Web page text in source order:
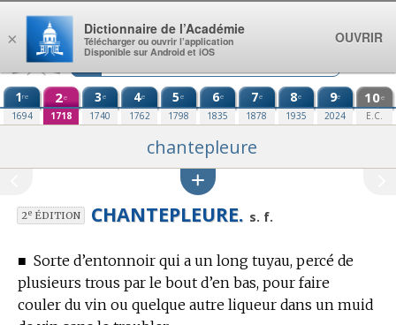
Aller au contenu
1re
1694
2e
1718
3e
1740
4e
1762
5e
1798
6e
1835
7e
1878
8e
1935
9e
2024
10e
E.C.
chantepleure
2eÉDITION CHANTEPLEURE. s. f.
■ Sorte d’entonnoir qui a un long tuyau, percé de
plusieurs trous par le bout d’en bas, pour faire
couler du vin ou quelque autre liqueur dans un muid
×
Dictionnaire de l’Académie
Télécharger ou ouvrir l’application
Disponible sur Android et iOS
OUVRIR